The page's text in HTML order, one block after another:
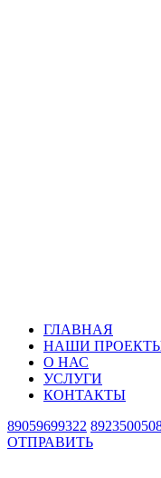
ГЛАВНАЯ
НАШИ
О НАС
УСЛУГИ
КОНТАКТЫ
89059699322
ОТПРАВИТЬ